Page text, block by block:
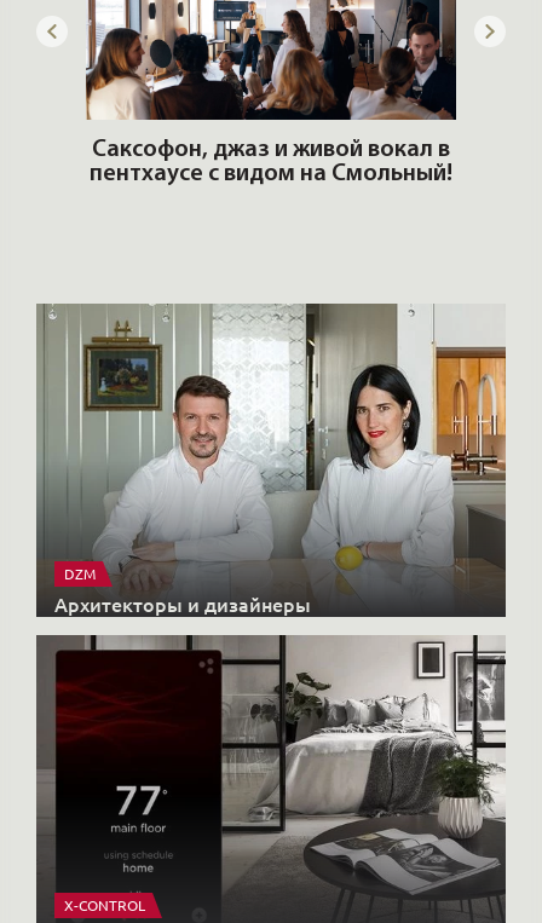
Саксофон, джаз и живой вокал в
пентхаусе с видом на Смольный!
DZM
Архитекторы и дизайнеры
X-CONTROL